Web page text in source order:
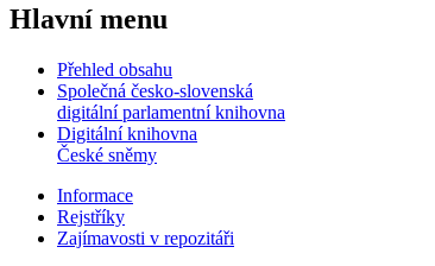
Hlavní menu
Přehled obsahu
Společná česko-slovenská
digitální parlamentní knihovna
Digitální knihovna
České sněmy
Informace
Rejstříky
Zajímavosti v repozitáři